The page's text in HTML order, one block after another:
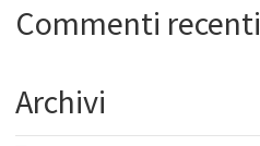
Commenti recenti
Archivi